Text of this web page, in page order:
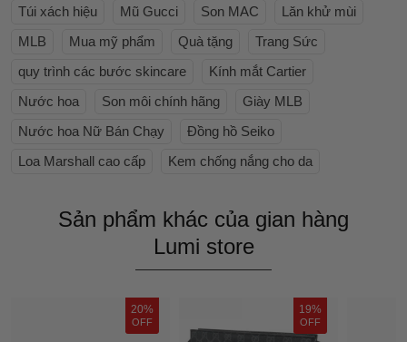
Túi xách hiệu
Mũ Gucci Son MAC
Lăn khử mùi
MLB
Mua mỹ phẩm Quà tặng
Trang Sức
quy trình các bước skincare
Kính mắt Cartier
Nước hoa
Son môi chính hãng
Giày MLB
Nước hoa Nữ Bán Chạy
Đồng hồ Seiko
Loa Marshall cao cấp
Kem chống nắng cho da
Sản phẩm khác của gian hàng
Lumi store
20%
OFF
19%
OFF